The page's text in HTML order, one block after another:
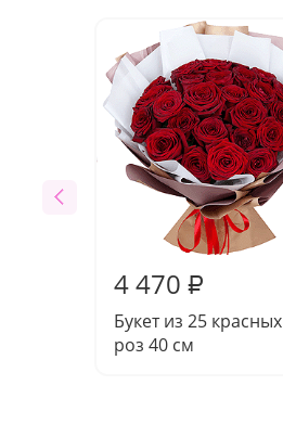
4 470 ₽
Букет из 25 красных
роз 40 см